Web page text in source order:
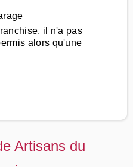
il n'a pas
alors qu'une
Artisans du